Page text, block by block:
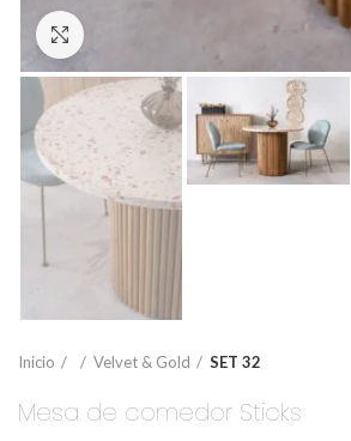
Inicio Velvet & Gold SET 32
Mesa de comedor Sticks